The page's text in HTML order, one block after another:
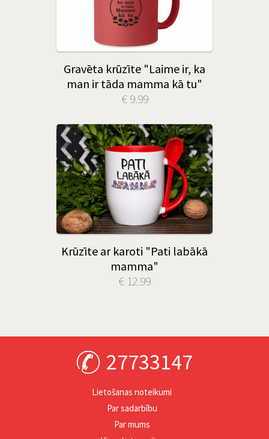
Gravēta krūzīte "Laime ir, ka
man ir tāda mamma kā tu"
€ 9.99
Krūzīte ar karoti "Pati labākā
mamma"
€ 12.99
27733147
Lietošanas noteikumi
Par sadarbību
Par mums